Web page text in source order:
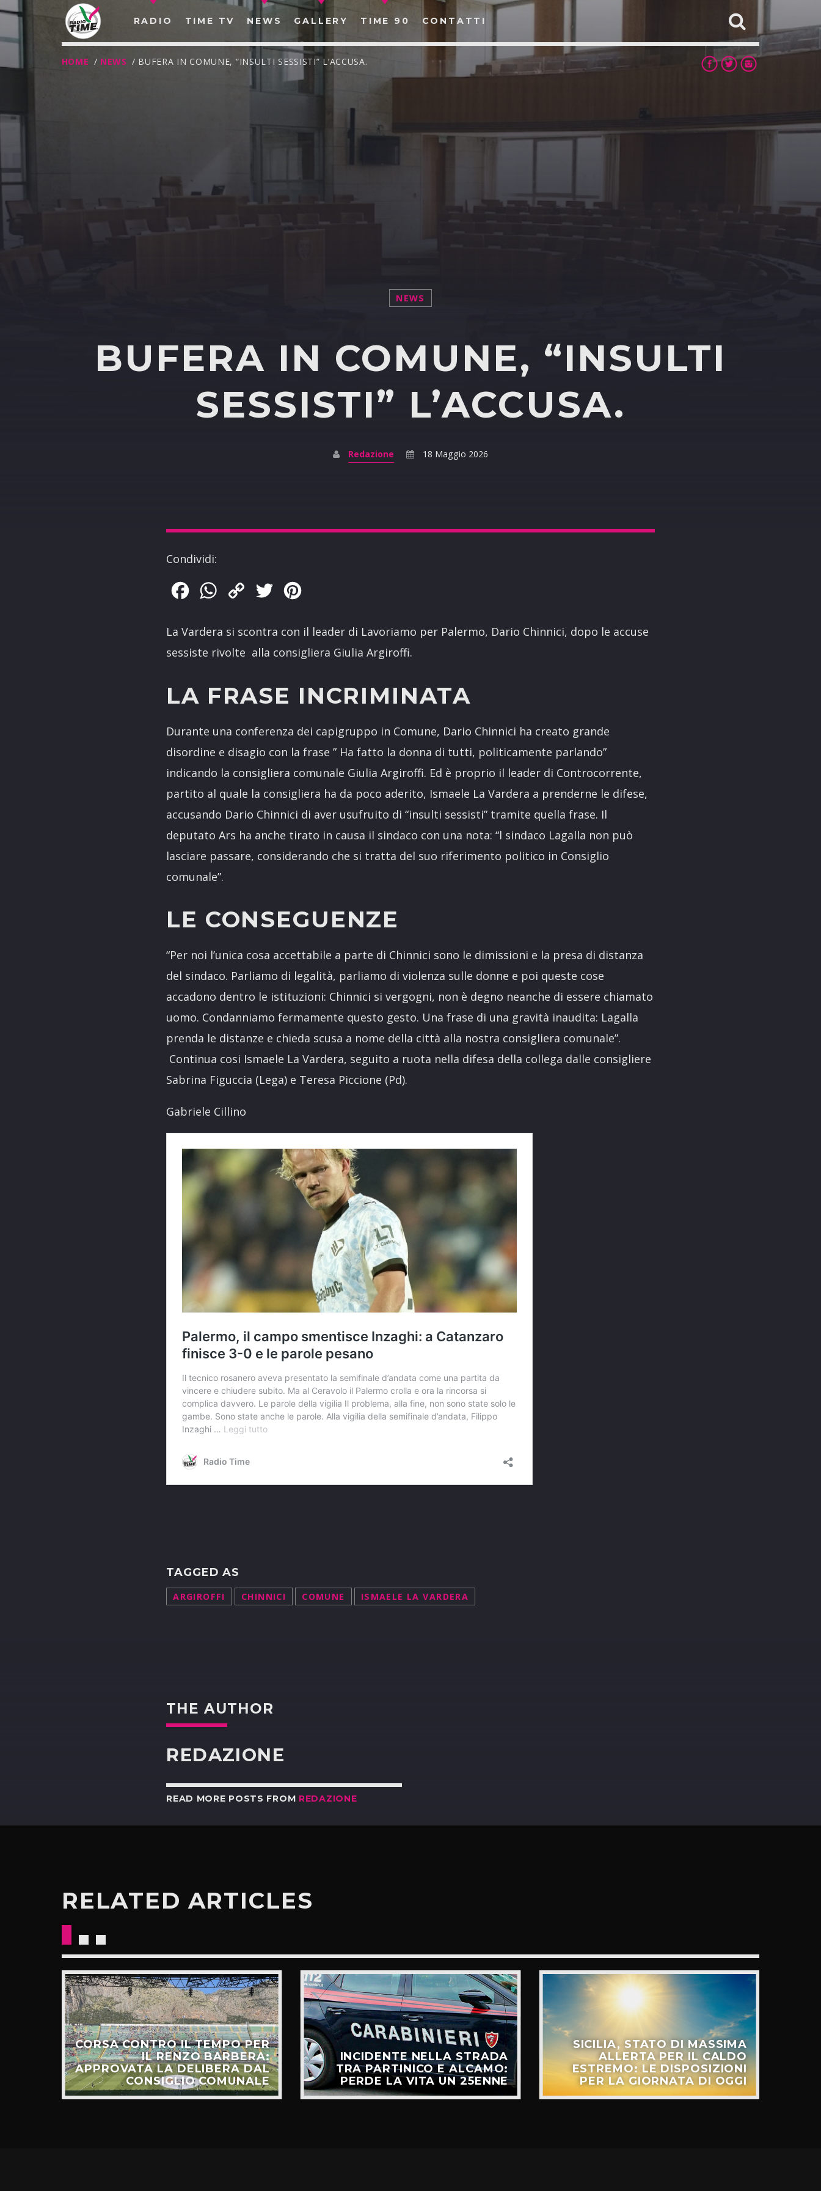
RADIO TIME TV NEWS GALLERY TIME 90 CONTATTI
CERCA NEL SITO WEB:
HOME / NEWS / BUFERA IN COMUNE, “INSULTI SESSISTI” L’ACCUSA.
NEWS
BUFERA IN COMUNE, “INSULTI
SESSISTI” L’ACCUSA.
Redazione 18 Maggio 2026
Condividi:
FacebookWhatsApp
Copy
Twitter
La Vardera si scontra con il leader di Lavoriamo per Palermo, Dario Chinnici, dopo le accuse
sessiste rivolte alla consigliera Giulia Argiroffi.
LA FRASE INCRIMINATA
Durante una conferenza dei capigruppo in Comune, Dario Chinnici ha creato grande
disordine e disagio con la frase ” Ha fatto la donna di tutti, politicamente parlando”
indicando la consigliera comunale Giulia Argiroffi. Ed è proprio il leader di Controcorrente,
partito al quale la consigliera ha da poco aderito, Ismaele La Vardera a prenderne le difese,
accusando Dario Chinnici di aver usufruito di “insulti sessisti” tramite quella frase. Il
deputato Ars ha anche tirato in causa il sindaco con una nota: “l sindaco Lagalla non può
lasciare passare, considerando che si tratta del suo riferimento politico in Consiglio
comunale”.
LE CONSEGUENZE
“Per noi l’unica cosa accettabile a parte di Chinnici sono le dimissioni e la presa di distanza
del sindaco. Parliamo di legalità, parliamo di violenza sulle donne e poi queste cose
accadono dentro le istituzioni: Chinnici si vergogni, non è degno neanche di essere chiamato
uomo. Condanniamo fermamente questo gesto. Una frase di una gravità inaudita: Lagalla
prenda le distanze e chieda scusa a nome della città alla nostra consigliera comunale”.
Continua cosi Ismaele La Vardera, seguito a ruota nella difesa della collega dalle consigliere
Sabrina Figuccia (Lega) e Teresa Piccione (Pd).
Gabriele Cillino
TAGGED AS
ARGIROFFI CHINNICI COMUNE ISMAELE LA VARDERA
THE AUTHOR
REDAZIONE
READ MORE POSTS FROM REDAZIONE
RELATED ARTICLES
CORSA CONTRO IL TEMPO PER
IL RENZO BARBERA:
APPROVATA LA DELIBERA DAL
CONSIGLIO COMUNALE
INCIDENTE NELLA STRADA
TRA PARTINICO E ALCAMO:
PERDE LA VITA UN 25ENNE
SICILIA, STATO DI MASSIMA
ALLERTA PER IL CALDO
ESTREMO: LE DISPOSIZIONI
PER LA GIORNATA DI OGGI